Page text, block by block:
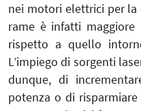
nei motori elettrici per la
rame è infatti
rispetto a quello
L’impiego di sorgenti
dunque, di
potenza o di